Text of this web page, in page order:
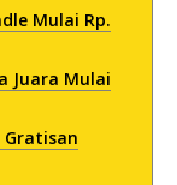
Mulai Rp.
Juara Mulai
Gratisan